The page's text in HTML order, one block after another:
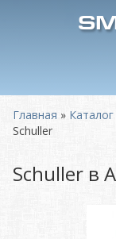
Главная »
Schuller
Schuller в